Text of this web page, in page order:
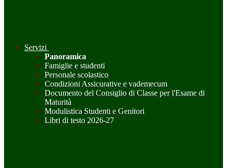
Servizi
Panoramica
Famiglie e studenti
Personale scolastico
Condizioni Assicurative e vademecum
Documento del Consiglio di Classe per l'Esame di
Maturità
Modulistica Studenti e Genitori
Libri di testo 2026-27